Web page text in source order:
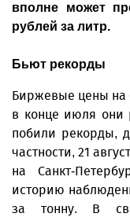
вполне может
рублей за литр.
Бьют рекорды
Биржевые цены на
в конце июля они
побили рекорды,
частности, 21
на Санкт-
историю
за тонну. В